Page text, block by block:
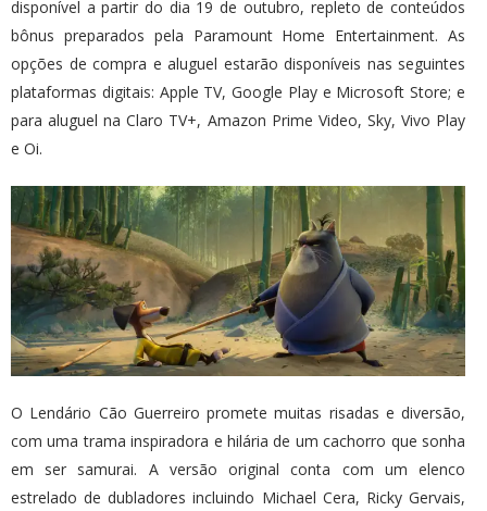
disponível a partir do dia 19 de outubro, repleto de conteúdos
bônus preparados pela Paramount Home Entertainment. As
opções de compra e aluguel estarão disponíveis nas seguintes
plataformas digitais: Apple TV, Google Play e Microsoft Store; e
para aluguel na Claro TV+, Amazon Prime Video, Sky, Vivo Play
e Oi.
O Lendário Cão Guerreiro promete muitas risadas e diversão,
com uma trama inspiradora e hilária de um cachorro que sonha
em ser samurai. A versão original conta com um elenco
estrelado de dubladores incluindo Michael Cera, Ricky Gervais,